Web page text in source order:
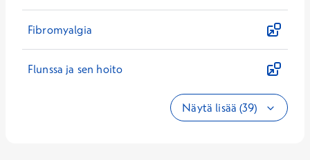
Fibromyalgia
Flunssa ja sen hoito
Näytä lisää (39)